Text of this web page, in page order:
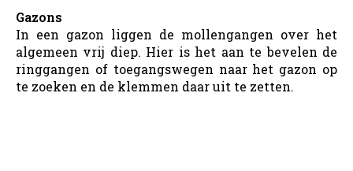
Gazons
In een gazon liggen de mollengangen over het
algemeen vrij diep. Hier is het aan te bevelen de
ringgangen of toegangswegen naar het gazon op
te zoeken en de klemmen daar uit te zetten.